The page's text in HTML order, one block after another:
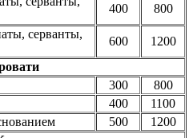
400
800
серванты,
600
1200
300
800
400
1100
500
1200